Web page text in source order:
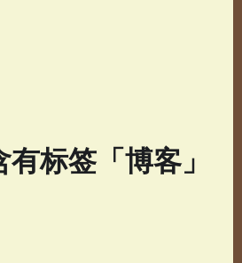
标签「博客」